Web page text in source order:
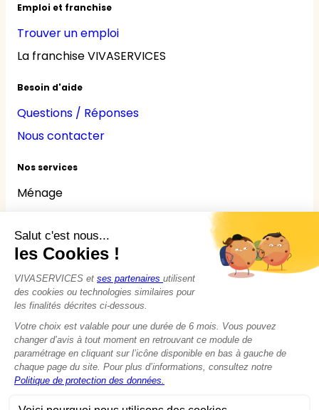
Emploi et franchise
Trouver un emploi
La franchise VIVASERVICES
Besoin d'aide
Questions / Réponses
Nous contacter
Nos services
Ménage
Jardinage
Bricolage
Nounou
Seniors
Handicaps
© 2015 - 2026VIVASERVICES
Modifier vos préférences en matière de cookies